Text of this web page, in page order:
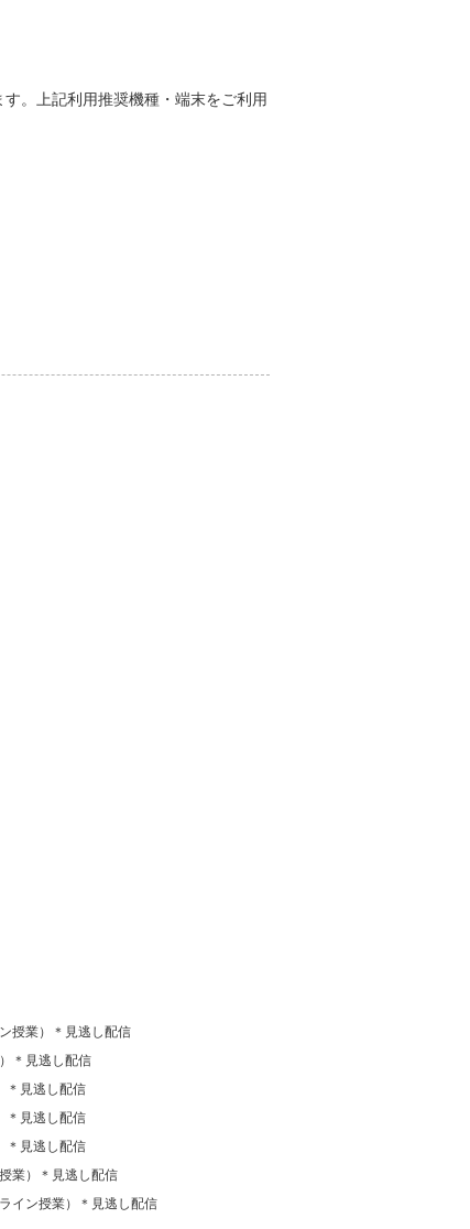
。上記利用推奨機種・端末をご利用
授業）＊見逃し配信
＊見逃し配信
＊見逃し配信
＊見逃し配信
＊見逃し配信
業）＊見逃し配信
イン授業）＊見逃し配信